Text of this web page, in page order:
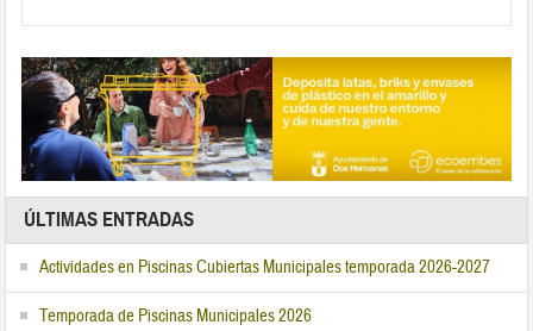
ÚLTIMAS ENTRADAS
Actividades en Piscinas Cubiertas Municipales temporada 2026-2027
Temporada de Piscinas Municipales 2026